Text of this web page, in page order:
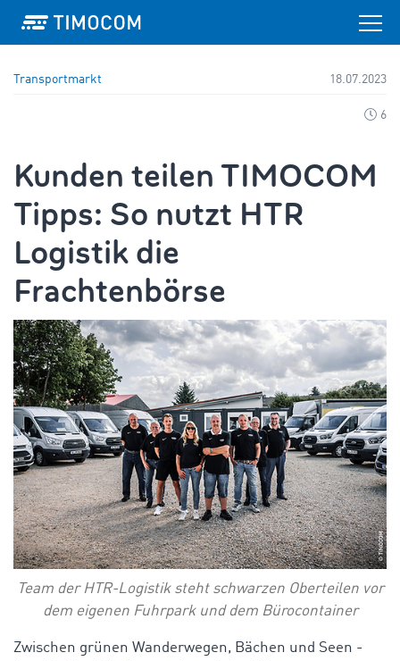
Transportmarkt 18.07.2023
6
Kunden teilen TIMOCOM
Tipps: So nutzt HTR
Logistik die
Frachtenbörse
Team der HTR-Logistik steht schwarzen Oberteilen vor
dem eigenen Fuhrpark und dem Bürocontainer
Zwischen grünen Wanderwegen, Bächen und Seen ­­­